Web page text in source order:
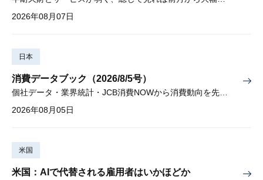
2026年08月07日
日本
消費データブック（2026/8/5号）
2026年08月05日
米国
米国：AIで代替される雇用者はいかほどか